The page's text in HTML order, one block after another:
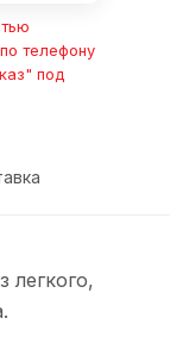
телефону
под
легкого,